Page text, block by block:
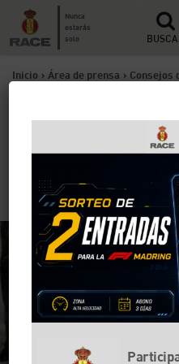
Nunca
estarás
solo
Inicio > Área de prensa > Consejos
Consejos del
gravedad de
‘Gloria’